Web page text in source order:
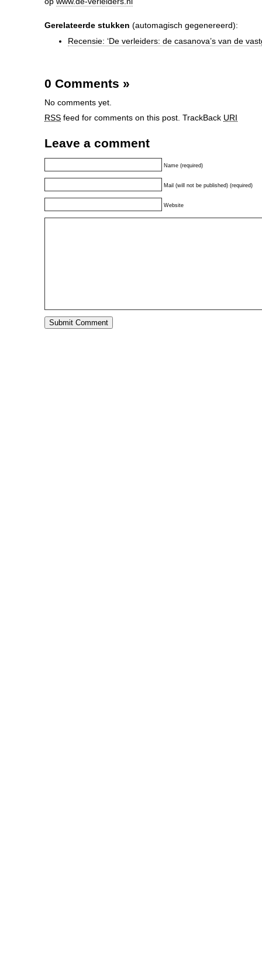
Gerelateerde stukken (automagisch gegenereerd):
Recensie: ‘De verleiders: de casanova’s van de
0 Comments »
No comments yet.
RSS feed for comments on this post. TrackBack URI
Leave a comment
Name (required)
Mail (will not be published) (required)
Website